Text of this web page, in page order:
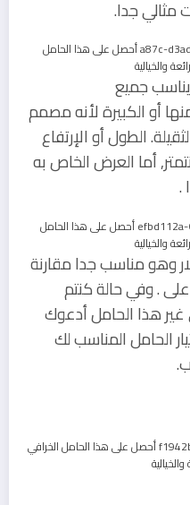
مثالي جدا.
جميع
أو الكبيرة لأنه مصمم
الطول أو الإرتفاع
بهذا الحامل هو 78 سنتمتر, أما العرض الخاص به
الآن هو 12.96 دولار وهو مناسب جدا مقارنة
. وفي حالة كنتم
هذا الحامل أدعوك
الحامل المناسب لك